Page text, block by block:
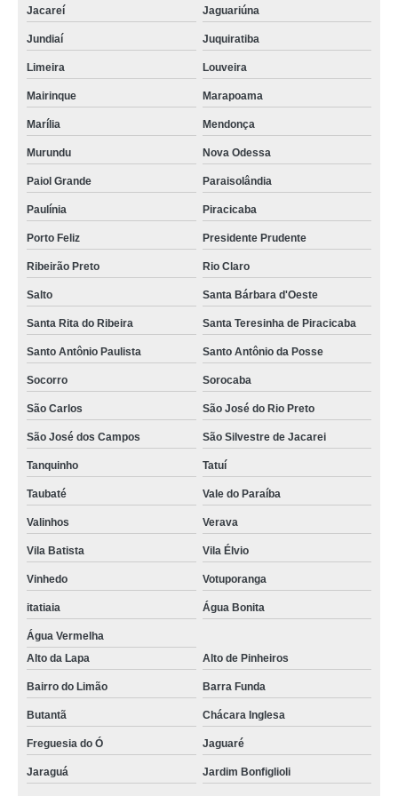
Jacareí Jaguariúna
Jundiaí Juquiratiba
Limeira Louveira
Mairinque Marapoama
Marília Mendonça
Murundu Nova Odessa
Paiol Grande Paraisolândia
Paulínia Piracicaba
Porto Feliz Presidente Prudente
Ribeirão Preto Rio Claro
Salto Santa Bárbara d'Oeste
Santa Rita do Ribeira Santa Teresinha de Piracicaba
Santo Antônio Paulista Santo Antônio da Posse
Socorro Sorocaba
São Carlos São José do Rio Preto
São José dos Campos São Silvestre de Jacarei
Tanquinho Tatuí
Taubaté Vale do Paraíba
Valinhos Verava
Vila Batista Vila Élvio
Vinhedo Votuporanga
itatiaia Água Bonita
Água Vermelha
Alto da Lapa
Alto de Pinheiros
Bairro do Limão Barra Funda
Butantã Chácara Inglesa
Freguesia do Ó Jaguaré
Jaraguá Jardim Bonfiglioli